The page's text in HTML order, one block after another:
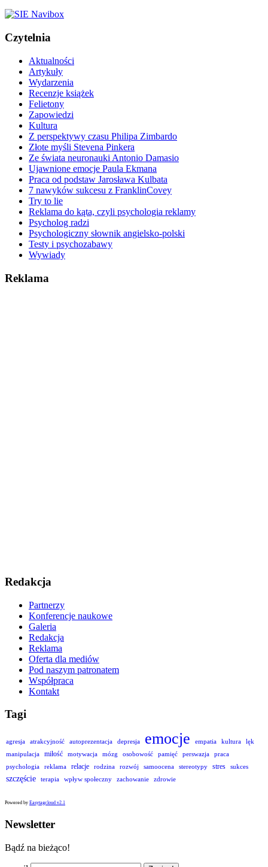
Czytelnia
Aktualności
Artykuły
Wydarzenia
Recenzje książek
Felietony
Zapowiedzi
Kultura
Z perspektywy czasu Philipa Zimbardo
Złote myśli Stevena Pinkera
Ze świata neuronauki Antonio Damasio
Ujawnione emocje Paula Ekmana
Praca od podstaw Jarosława Kulbata
7 nawyków sukcesu z FranklinCovey
Try to lie
Reklama do kąta, czyli psychologia reklamy
Psycholog radzi
Psychologiczny słownik angielsko-polski
Testy i psychozabawy
Wywiady
Reklama
Redakcja
Partnerzy
Konferencje naukowe
Galeria
Redakcja
Reklama
Oferta dla mediów
Pod naszym patronatem
Współpraca
Kontakt
Tagi
agresja atrakcyjność autoprezentacja depresja emocje empatia kultura
lęk
manipulacja
miłość motywacja mózg osobowość pamięć perswazja
praca
psychologia
reklama relacje rodzina rozwój samoocena stereotypy stres sukces
szczęście terapia wpływ społeczny zachowanie zdrowie
Powered by Easytagcloud v2.1
Newsletter
Bądź na bieżąco!